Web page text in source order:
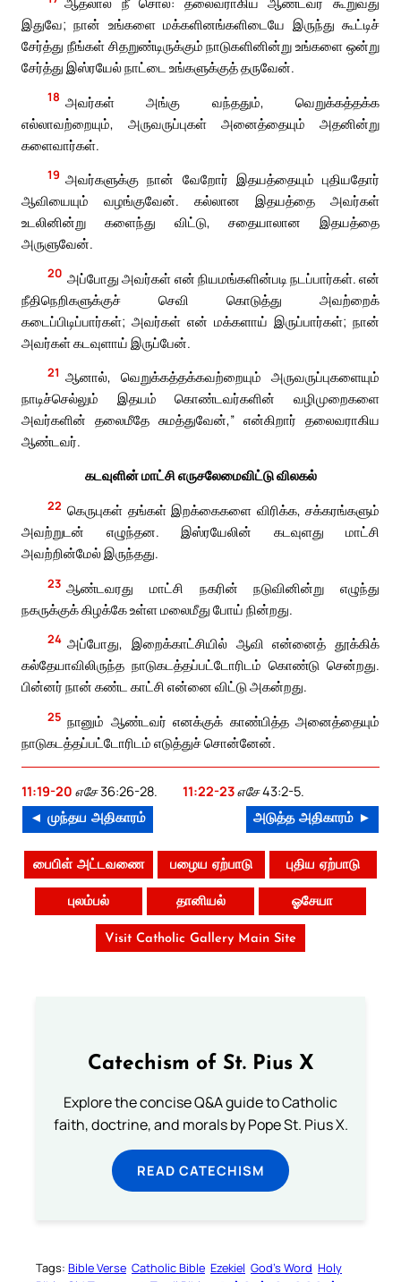
இதுவே; நான் உங்களை மக்களினங்களிடையே இருந்து கூட்டிச்
சேர்த்து நீங்கள் சிதறுண்டிருக்கும் நாடுகளினின்று உங்களை ஒன்று
சேர்த்து இஸ்ரயேல் நாட்டை உங்களுக்குத் தருவேன்.
18 அவர்கள் அங்கு வந்ததும், வெறுக்கத்தக்க
எல்லாவற்றையும், அருவருப்புகள் அனைத்தையும் அதனின்று
களைவார்கள்.
19 அவர்களுக்கு நான் வேறோர் இதயத்தையும் புதியதோர்
ஆவியையும் வழங்குவேன். கல்லான இதயத்தை அவர்கள்
உடலினின்று களைந்து விட்டு, சதையாலான இதயத்தை
அருளுவேன்.
20 அப்போது அவர்கள் என் நியமங்களின்படி நடப்பார்கள். என்
நீதிநெறிகளுக்குச் செவி கொடுத்து அவற்றைக்
கடைப்பிடிப்பார்கள்; அவர்கள் என் மக்களாய் இருப்பார்கள்; நான்
அவர்கள் கடவுளாய் இருப்பேன்.
21 ஆனால், வெறுக்கத்தக்கவற்றையும் அருவருப்புகளையும்
நாடிச்செல்லும் இதயம் கொண்டவர்களின் வழிமுறைகளை
அவர்களின் தலைமீதே சுமத்துவேன்,” என்கிறார் தலைவராகிய
ஆண்டவர்.
கடவுளின் மாட்சி எருசலேமைவிட்டு விலகல்
22 கெருபுகள் தங்கள் இறக்கைகளை விரிக்க, சக்கரங்களும்
அவற்றுடன் எழுந்தன. இஸ்ரயேலின் கடவுளது மாட்சி
அவற்றின்மேல் இருந்தது.
23 ஆண்டவரது மாட்சி நகரின் நடுவினின்று எழுந்து
நகருக்குக் கிழக்கே உள்ள மலைமீது போய் நின்றது.
24 அப்போது, இறைக்காட்சியில் ஆவி என்னைத் தூக்கிக்
கல்தேயாவிலிருந்த நாடுகடத்தப்பட்டோரிடம் கொண்டு சென்றது.
பின்னர் நான் கண்ட காட்சி என்னை விட்டு அகன்றது.
25 நானும் ஆண்டவர் எனக்குக் காண்பித்த அனைத்தையும்
நாடுகடத்தப்பட்டோரிடம் எடுத்துச் சொன்னேன்.
11:19-20 எசே 36:26-28. 11:22-23எசே 43:2-5.
◄ முந்தய அதிகாரம் அடுத்த அதிகாரம் ►
பைபிள் அட்டவணை பழைய ஏற்பாடு புதிய ஏற்பாடு
புலம்பல் தானியல் ஓசேயா
Visit Catholic Gallery Main Site
Catechism of St. Pius X
Explore the concise Q&A guide to Catholic
faith, doctrine, and morals by Pope St. Pius X.
READ CATECHISM
Tags: Bible Verse Catholic Bible Ezekiel God’s Word Holy